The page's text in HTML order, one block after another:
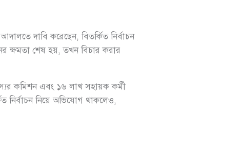
দাবি করেছেন, বিতর্কিত নির্বাচন
ক্ষমতা শেষ হয়, তখন বিচার করার
কমিশন এবং ১৬ লাখ সহায়ক কর্মী
নির্বাচন নিয়ে অভিযোগ থাকলেও,